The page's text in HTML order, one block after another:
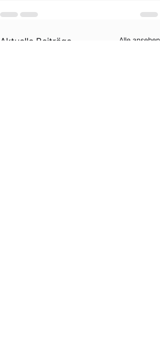
Aktuelle Beiträge Alle ansehen